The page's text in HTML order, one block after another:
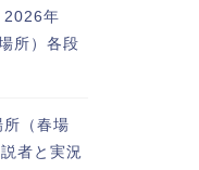
2026年
所）各段
（春場
者と実況